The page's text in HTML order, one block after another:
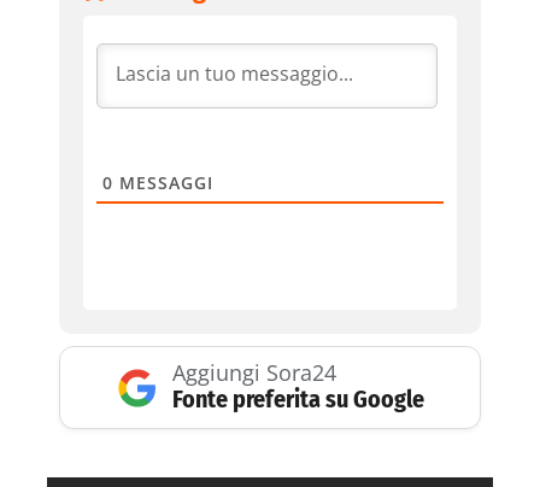
0 MESSAGGI
Aggiungi Sora24
Fonte preferita su Google